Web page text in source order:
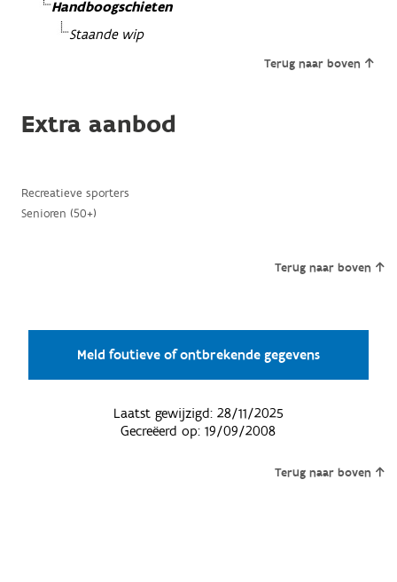
Handboogschieten
Staande wip
Terug naar boven
Extra aanbod
Recreatieve sporters
Senioren (50+)
Terug naar boven
Meld foutieve of ontbrekende gegevens
Laatst gewijzigd: 28/11/2025
Gecreëerd op:19/09/2008
Terug naar boven